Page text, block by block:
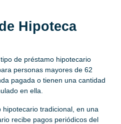
Hipoteca
de préstamo hipotecario
personas mayores de 62
pagada o tienen una cantidad
en ella.
tradicional, en una
recibe pagos periódicos del